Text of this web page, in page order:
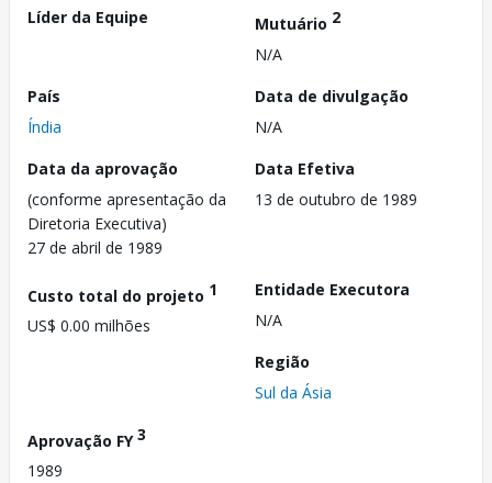
Líder da Equipe
Mutuário 2
N/A
País
Índia
Data de divulgação
N/A
Data da aprovação
(conforme apresentação da
Diretoria Executiva)
27 de abril de 1989
Data Efetiva
13 de outubro de 1989
Custo total do projeto 1
US$ 0.00 milhões
Entidade Executora
N/A
Região
Sul da Ásia
Aprovação FY3
1989